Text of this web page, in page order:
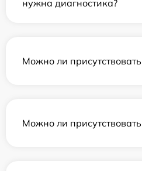
нужна диагностика?
Можно ли
Можно ли